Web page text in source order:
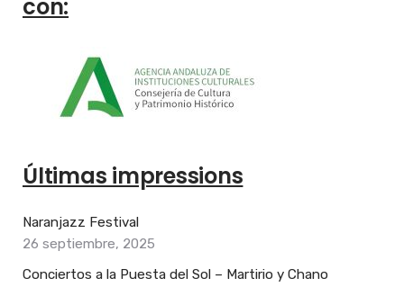
con:
Últimas impressions
Naranjazz Festival
26 septiembre, 2025
Conciertos a la Puesta del Sol – Martirio y Chano